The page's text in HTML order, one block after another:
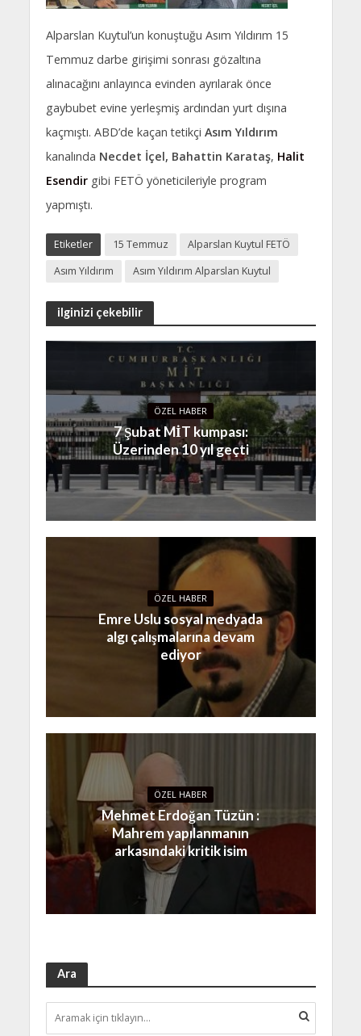
Alparslan Kuytul’un konuştuğu Asım Yıldırım 15
Temmuz darbe girişimi sonrası gözaltına
alınacağını anlayınca evinden ayrılarak önce
gaybubet evine yerleşmiş ardından yurt dışına
kaçmıştı. ABD’de kaçan tetikçi Asım Yıldırım
kanalında Necdet İçel, Bahattin Karataş, Halit
Esendir gibi FETÖ yöneticileriyle program
yapmıştı.
Etiketler 15 Temmuz
Alparslan Kuytul FETÖ
Asım Yıldırım
Asım Yıldırım Alparslan Kuytul
ilginizi çekebilir
ÖZEL HABER
7 Şubat MİT kumpası:
Üzerinden 10 yıl geçti
ÖZEL HABER
Emre Uslu sosyal medyada
algı çalışmalarına devam
ediyor
ÖZEL HABER
Mehmet Erdoğan Tüzün :
Mahrem yapılanmanın
arkasındaki kritik isim
Ara